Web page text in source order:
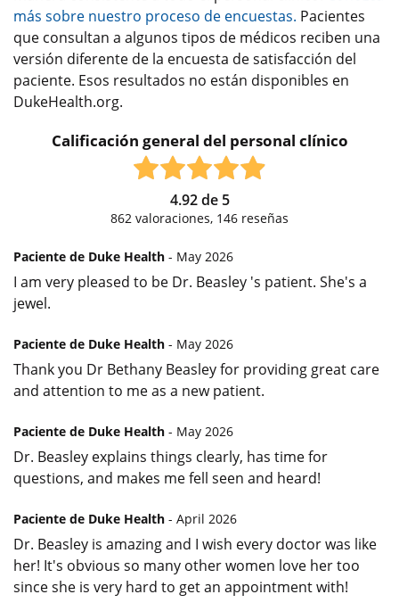
más sobre nuestro proceso de encuestas. Pacientes
que consultan a algunos tipos de médicos reciben una
versión diferente de la encuesta de satisfacción del
paciente. Esos resultados no están disponibles en
DukeHealth.org.
Calificación general del personal clínico
4.92de 5
862 valoraciones, 146 reseñas
Paciente de Duke Health - May 2026
I am very pleased to be Dr. Beasley 's patient. She's a
jewel.
Paciente de Duke Health - May 2026
Thank you Dr Bethany Beasley for providing great care
and attention to me as a new patient.
Paciente de Duke Health - May 2026
Dr. Beasley explains things clearly, has time for
questions, and makes me fell seen and heard!
Paciente de Duke Health - April 2026
Dr. Beasley is amazing and I wish every doctor was like
her! It's obvious so many other women love her too
since she is very hard to get an appointment with!